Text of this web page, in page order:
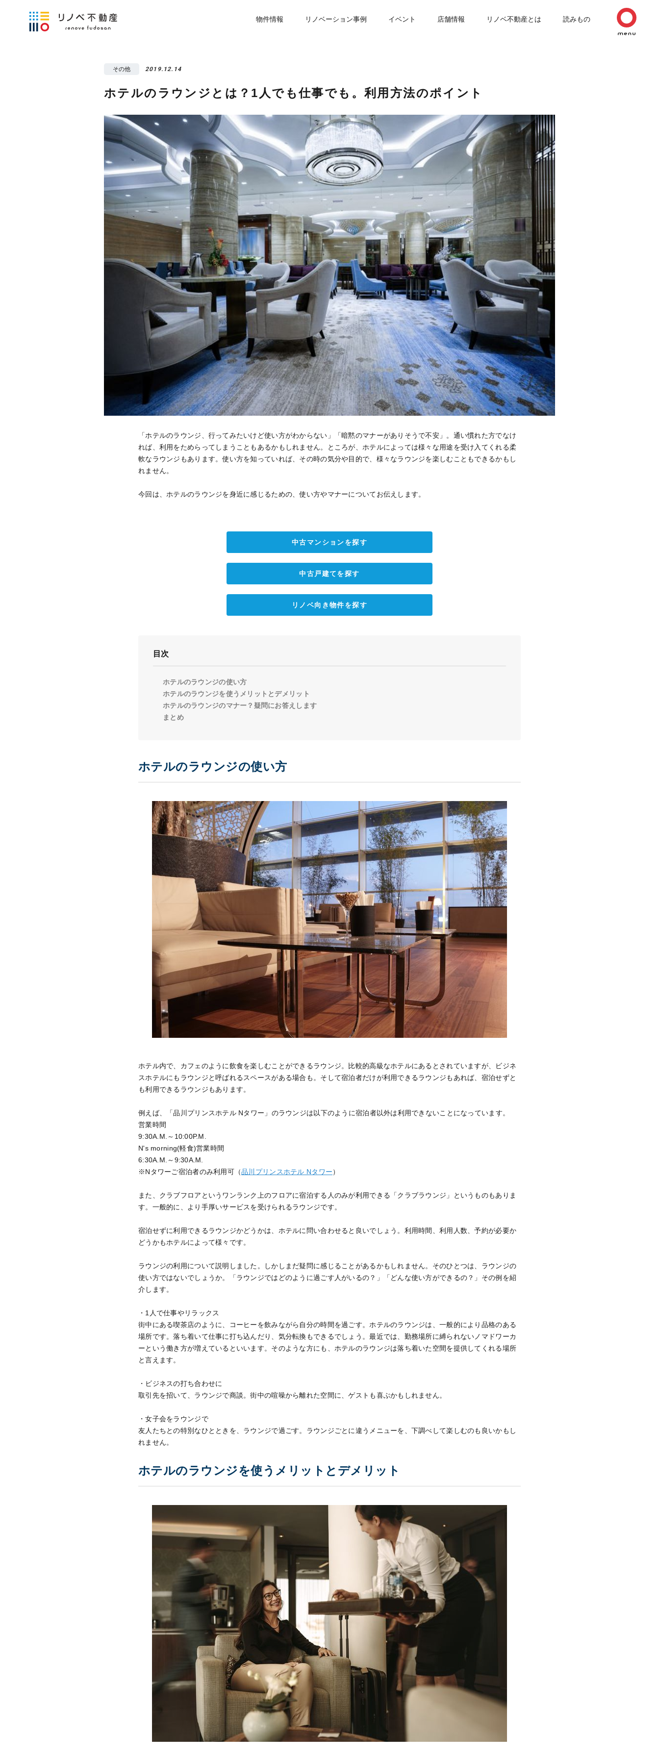
物件情報 リノベーション事例 イベント 店舗情報 リノベ不動産とは 読みもの
その他 2019.12.14
ホテルのラウンジとは？1人でも仕事でも。利用方法のポイント
「ホテルのラウンジ、行ってみたいけど使い方がわからない」「暗黙のマナーがありそうで不安」。通い慣れた方でなけ
れば、利用をためらってしまうこともあるかもしれません。ところが、ホテルによっては様々な用途を受け入てくれる柔
軟なラウンジもあります。使い方を知っていれば、その時の気分や目的で、様々なラウンジを楽しむこともできるかもし
れません。
今回は、ホテルのラウンジを身近に感じるための、使い方やマナーについてお伝えします。
中古マンションを探す
中古戸建てを探す
リノベ向き物件を探す
目次
ホテルのラウンジの使い方
ホテルのラウンジを使うメリットとデメリット
ホテルのラウンジのマナー？疑問にお答えします
まとめ
ホテルのラウンジの使い方
ホテル内で、カフェのように飲食を楽しむことができるラウンジ。比較的高級なホテルにあるとされていますが、ビジネ
スホテルにもラウンジと呼ばれるスペースがある場合も。そして宿泊者だけが利用できるラウンジもあれば、宿泊せずと
も利用できるラウンジもあります。
例えば、「品川プリンスホテル Nタワー」のラウンジは以下のように宿泊者以外は利用できないことになっています。
営業時間
9:30A.M.～10:00P.M.
N's morning(軽食)営業時間
6:30A.M.～9:30A.M.
※Nタワーご宿泊者のみ利用可（品川プリンスホテル Nタワー）
また、クラブフロアというワンランク上のフロアに宿泊する人のみが利用できる「クラブラウンジ」というものもありま
す。一般的に、より手厚いサービスを受けられるラウンジです。
宿泊せずに利用できるラウンジかどうかは、ホテルに問い合わせると良いでしょう。利用時間、利用人数、予約が必要か
どうかもホテルによって様々です。
ラウンジの利用について説明しました。しかしまだ疑問に感じることがあるかもしれません。そのひとつは、ラウンジの
使い方ではないでしょうか。「ラウンジではどのように過ごす人がいるの？」「どんな使い方ができるの？」その例を紹
介します。
・1人で仕事やリラックス
街中にある喫茶店のように、コーヒーを飲みながら自分の時間を過ごす。ホテルのラウンジは、一般的により品格のある
場所です。落ち着いて仕事に打ち込んだり、気分転換もできるでしょう。最近では、勤務場所に縛られないノマドワーカ
ーという働き方が増えているといいます。そのような方にも、ホテルのラウンジは落ち着いた空間を提供してくれる場所
と言えます。
・ビジネスの打ち合わせに
取引先を招いて、ラウンジで商談。街中の喧噪から離れた空間に、ゲストも喜ぶかもしれません。
・女子会をラウンジで
友人たちとの特別なひとときを、ラウンジで過ごす。ラウンジごとに違うメニューを、下調べして楽しむのも良いかもし
れません。
ホテルのラウンジを使うメリットとデメリット